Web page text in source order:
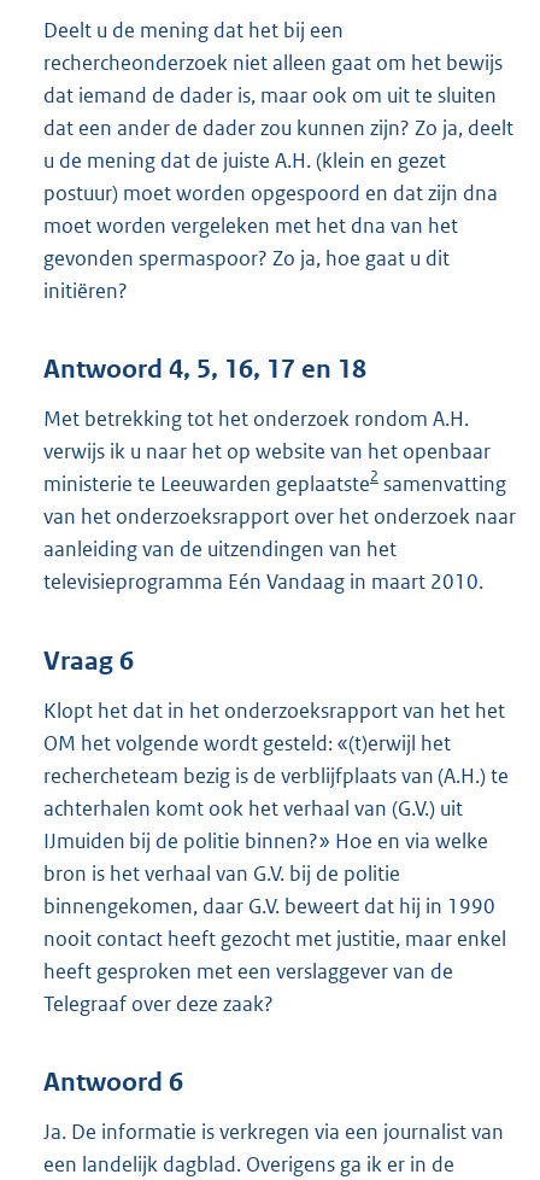
Deelt u de mening dat het bij een
rechercheonderzoek niet alleen gaat om het bewijs
dat iemand de dader is, maar ook om uit te sluiten
dat een ander de dader zou kunnen zijn? Zo ja, deelt
u de mening dat de juiste A.H. (klein en gezet
postuur) moet worden opgespoord en dat zijn dna
moet worden vergeleken met het dna van het
gevonden spermaspoor? Zo ja, hoe gaat u dit
initiëren?
Antwoord 4, 5, 16, 17 en 18
Met betrekking tot het onderzoek rondom A.H.
verwijs ik u naar het op website van het openbaar
ministerie te Leeuwarden geplaatste2 samenvatting
van het onderzoeksrapport over het onderzoek naar
aanleiding van de uitzendingen van het
televisieprogramma Eén Vandaag in maart 2010.
Vraag 6
Klopt het dat in het onderzoeksrapport van het het
OM het volgende wordt gesteld: «(t)erwijl het
rechercheteam bezig is de verblijfplaats van (A.H.) te
achterhalen komt ook het verhaal van (G.V.) uit
IJmuiden bij de politie binnen?» Hoe en via welke
bron is het verhaal van G.V. bij de politie
binnengekomen, daar G.V. beweert dat hij in 1990
nooit contact heeft gezocht met justitie, maar enkel
heeft gesproken met een verslaggever van de
Telegraaf over deze zaak?
Antwoord 6
Ja. De informatie is verkregen via een journalist van
een landelijk dagblad. Overigens ga ik er in de